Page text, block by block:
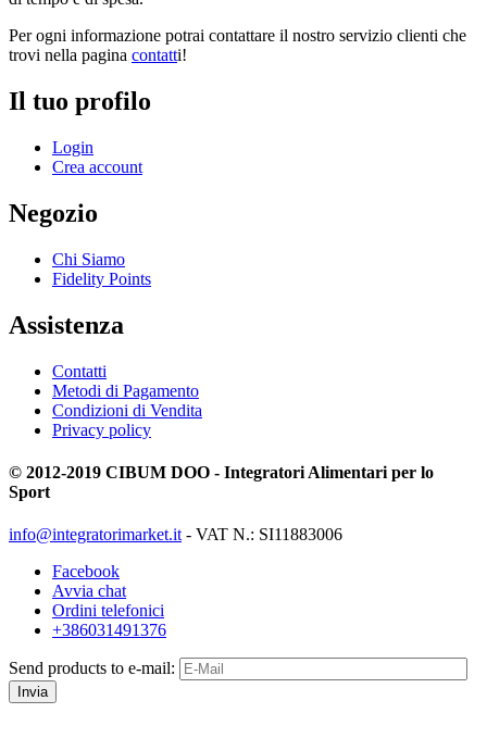
Per ogni informazione potrai contattare il nostro servizio clienti che
trovi nella pagina contatti!
Il tuo profilo
Login
Crea account
Negozio
Chi Siamo
Fidelity Points
Assistenza
Contatti
Metodi di Pagamento
Condizioni di Vendita
Privacy policy
© 2012-2019 CIBUM DOO - Integratori Alimentari per lo
Sport
info@integratorimarket.it - VAT N.: SI11883006
Facebook
Avvia chat
Ordini telefonici
+386031491376
Send products to e-mail:
Invia